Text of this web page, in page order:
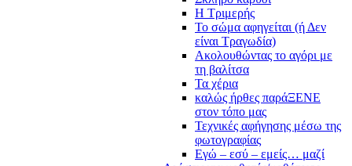
Η Τριμερής
Το σώμα αφηγείται (ή Δεν
είναι Τραγωδία)
Ακολουθώντας το αγόρι με
τη βαλίτσα
Τα χέρια
καλώς ήρθες παράΞΕΝΕ
στον τόπο μας
Τεχνικές αφήγησης μέσω της
φωτογραφίας
Εγώ – εσύ – εμείς… μαζί